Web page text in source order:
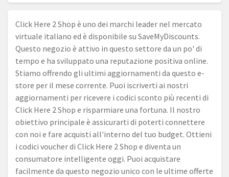
Click Here 2 Shop è uno dei marchi leader nel mercato
virtuale italiano ed è disponibile su SaveMyDiscounts.
Questo negozio è attivo in questo settore da un po' di
tempo e ha sviluppato una reputazione positiva online.
Stiamo offrendo gli ultimi aggiornamenti da questo e-
store per il mese corrente. Puoi iscriverti ai nostri
aggiornamenti per ricevere i codici sconto più recenti di
Click Here 2 Shop e risparmiare una fortuna. Il nostro
obiettivo principale è assicurarti di poterti connettere
con noi e fare acquisti all'interno del tuo budget. Ottieni
i codici voucher di Click Here 2 Shop e diventa un
consumatore intelligente oggi. Puoi acquistare
facilmente da questo negozio unico con le ultime offerte